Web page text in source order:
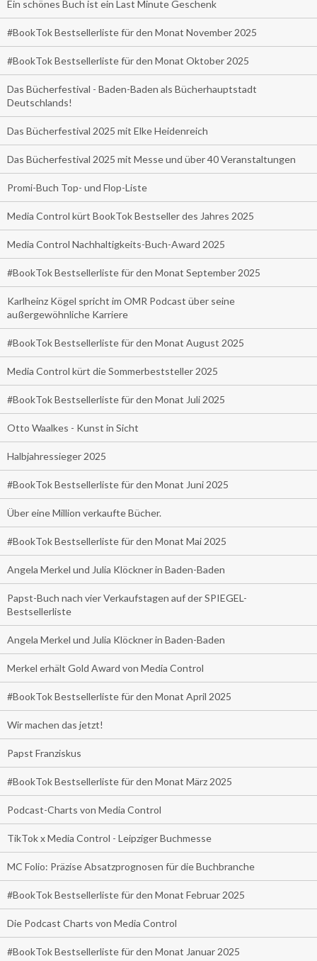
Ein schönes Buch ist ein Last Minute Geschenk
#BookTok Bestsellerliste für den Monat November 2025
#BookTok Bestsellerliste für den Monat Oktober 2025
Das Bücherfestival - Baden-Baden als Bücherhauptstadt
Deutschlands!
Das Bücherfestival 2025 mit Elke Heidenreich
Das Bücherfestival 2025 mit Messe und über 40 Veranstaltungen
Promi-Buch Top- und Flop-Liste
Media Control kürt BookTok Bestseller des Jahres 2025
Media Control Nachhaltigkeits-Buch-Award 2025
#BookTok Bestsellerliste für den Monat September 2025
Karlheinz Kögel spricht im OMR Podcast über seine
außergewöhnliche Karriere
#BookTok Bestsellerliste für den Monat August 2025
Media Control kürt die Sommerbeststeller 2025
#BookTok Bestsellerliste für den Monat Juli 2025
Otto Waalkes - Kunst in Sicht
Halbjahressieger 2025
#BookTok Bestsellerliste für den Monat Juni 2025
Über eine Million verkaufte Bücher.
#BookTok Bestsellerliste für den Monat Mai 2025
Angela Merkel und Julia Klöckner in Baden-Baden
Papst-Buch nach vier Verkaufstagen auf der SPIEGEL-
Bestsellerliste
Angela Merkel und Julia Klöckner in Baden-Baden
Merkel erhält Gold Award von Media Control
#BookTok Bestsellerliste für den Monat April 2025
Wir machen das jetzt!
Papst Franziskus
#BookTok Bestsellerliste für den Monat März 2025
Podcast-Charts von Media Control
TikTok x Media Control - Leipziger Buchmesse
MC Folio: Präzise Absatzprognosen für die Buchbranche
#BookTok Bestsellerliste für den Monat Februar 2025
Die Podcast Charts von Media Control
#BookTok Bestsellerliste für den Monat Januar 2025